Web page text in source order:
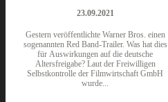
23.09.2021
Gestern veröffentlichte Warner Bros. einen
sogenannten Red Band-Trailer. Was hat dies
für Auswirkungen auf die deutsche
Altersfreigabe? Laut der Freiwilligen
Selbstkontrolle der Filmwirtschaft GmbH
wurde...